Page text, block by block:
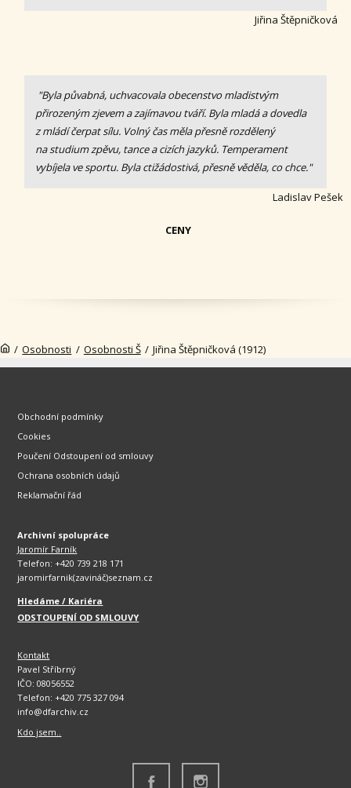
Jiřina Štěpničková
"Byla půvabná, uchvacovala obecenstvo mladistvým
přirozeným zjevem a zajímavou tváří. Byla mladá a dovedla
z mládí čerpat sílu. Volný čas měla přesně rozdělený
na studium zpěvu, tance a cizích jazyků. Temperament
vybíjela ve sportu. Byla ctižádostivá, přesně věděla, co chce."
Ladislav Pešek
CENY
/ Osobnosti / Osobnosti Š / Jiřina Štěpničková (1912)
Obchodní podmínky
Cookies
Poučení Odstoupení od smlouvy
Ochrana osobních údajů
Reklamační řád
Archivní spolupráce
Jaromír Farník
Telefon: +420 739 218 171
jaromirfarnik(zavináč)seznam.cz
Hledáme / Kariéra
ODSTOUPENÍ OD SMLOUVY
Kontakt
Pavel Stříbrný
IČO: 08056552
Telefon: +420 775 327 094
info@dfarchiv.cz
Kdo jsem..